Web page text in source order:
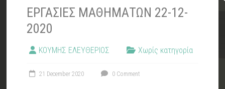
ΕΡΓΑΣΙΕΣ ΜΑΘΗΜΑΤΩΝ 22-12-
2020
ΚΟΥΜΗΣ ΕΛΕΥΘΕΡΙΟΣ Χωρίς κατηγορία
21 December 2020 0 Comment